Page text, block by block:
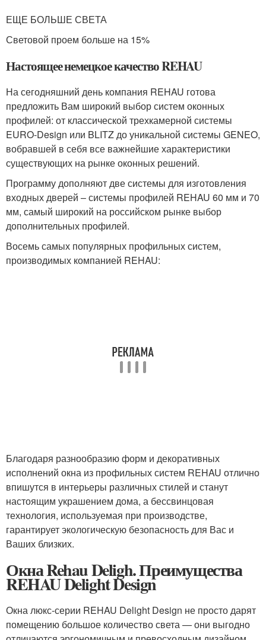
ЕЩЕ БОЛЬШЕ СВЕТА
Световой проем больше на 15%
Настоящее немецкое качество REHAU
На сегодняшний день компания REHAU готова
предложить Вам широкий выбор систем оконных
профилей: от классической трехкамерной системы
EURO-Design или BLITZ до уникальной системы GENEO,
вобравшей в себя все важнейшие характеристики
существующих на рынке оконных решений.
Программу дополняют две системы для изготовления
входных дверей – системы профилей REHAU 60 мм и 70
мм, самый широкий на российском рынке выбор
дополнительных профилей.
Восемь самых популярных профильных систем,
производимых компанией REHAU:
Благодаря разнообразию форм и декоративных
исполнений окна из профильных систем REHAU отлично
впишутся в интерьеры различных стилей и станут
настоящим украшением дома, а бессвинцовая
технология, используемая при производстве,
гарантирует экологическую безопасность для Вас и
Ваших близких.
Окна Rehau Deligh. Преимущества
REHAU Delight Design
Окна люкс-серии REHAU Delight Design не просто дарят
помещению большое количество света — они выгодно